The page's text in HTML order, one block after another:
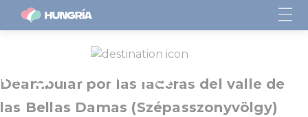
Región de Eger
Deambular por las laderas del valle de
las Bellas Damas (Szépasszonyvölgy)